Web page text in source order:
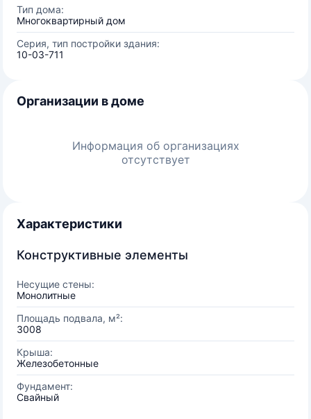
Тип дома:
Многоквартирный дом
Серия, тип постройки здания:
10-03-711
Организации в доме
Информация об организациях
отсутствует
Характеристики
Конструктивные элементы
Несущие стены:
Монолитные
Площадь подвала, м²:
3008
Крыша:
Железобетонные
Фундамент:
Свайный